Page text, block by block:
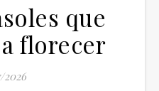
que
florecer
2026